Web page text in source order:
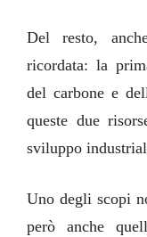
Del resto,
ricordata: la
del carbone e
queste due
sviluppo
Uno degli scopi
però anche